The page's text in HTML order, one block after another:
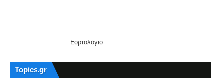
Εορτολόγιο
Topics.gr